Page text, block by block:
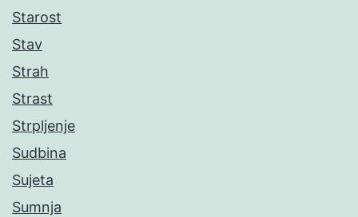
Starost
Stav
Strah
Strast
Strpljenje
Sudbina
Sujeta
Sumnja